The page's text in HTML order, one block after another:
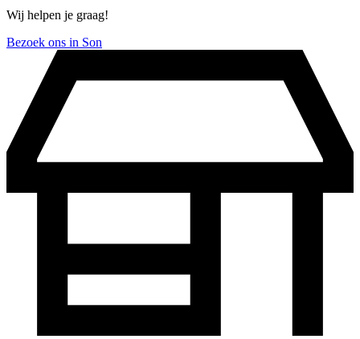
Wij helpen je graag!
Bezoek ons in Son